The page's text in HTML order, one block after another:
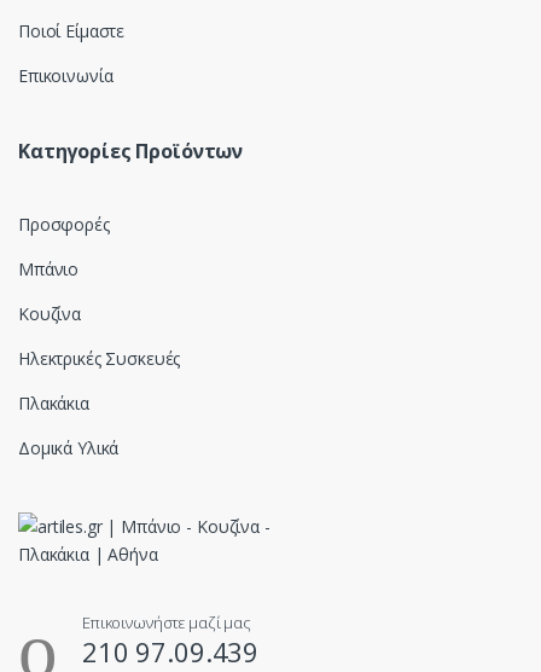
Ποιοί Είμαστε
Επικοινωνία
Κατηγορίες Προϊόντων
Προσφορές
Μπάνιο
Κουζίνα
Ηλεκτρικές Συσκευές
Πλακάκια
Δομικά Υλικά
Επικοινωνήστε μαζί μας
210 97.09.439